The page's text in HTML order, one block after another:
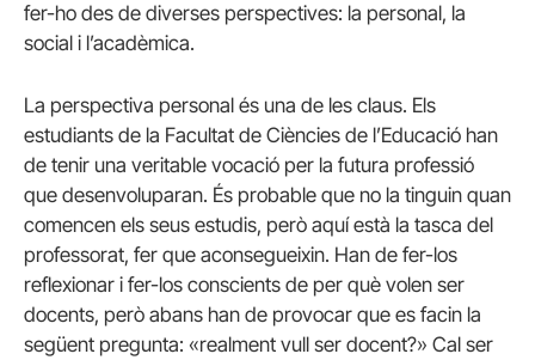
fer-ho des de diverses perspectives: la personal, la
social i l’acadèmica.
La perspectiva personal és una de les claus. Els
estudiants de la Facultat de Ciències de l’Educació han
de tenir una veritable vocació per la futura professió
que desenvoluparan. És probable que no la tinguin quan
comencen els seus estudis, però aquí està la tasca del
professorat, fer que aconsegueixin. Han de fer-los
reflexionar i fer-los conscients de per què volen ser
docents, però abans han de provocar que es facin la
següent pregunta: «realment vull ser docent?» Cal ser